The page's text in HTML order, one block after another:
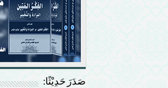
صَدَرَ حَدِيْثًا: